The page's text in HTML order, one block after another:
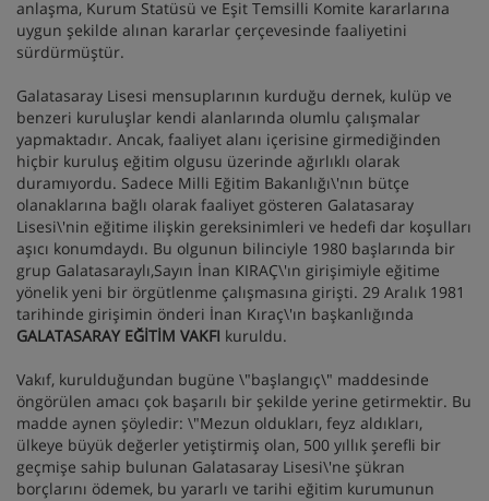
anlaşma, Kurum Statüsü ve Eşit Temsilli Komite kararlarına
uygun şekilde alınan kararlar çerçevesinde faaliyetini
sürdürmüştür.
Galatasaray Lisesi mensuplarının kurduğu dernek, kulüp ve
benzeri kuruluşlar kendi alanlarında olumlu çalışmalar
yapmaktadır. Ancak, faaliyet alanı içerisine girmediğinden
hiçbir kuruluş eğitim olgusu üzerinde ağırlıklı olarak
duramıyordu. Sadece Milli Eğitim Bakanlığı\'nın bütçe
olanaklarına bağlı olarak faaliyet gösteren Galatasaray
Lisesi\'nin eğitime ilişkin gereksinimleri ve hedefi dar koşulları
aşıcı konumdaydı. Bu olgunun bilinciyle 1980 başlarında bir
grup Galatasaraylı,Sayın İnan KIRAÇ\'ın girişimiyle eğitime
yönelik yeni bir örgütlenme çalışmasına girişti. 29 Aralık 1981
tarihinde girişimin önderi İnan Kıraç\'ın başkanlığında
GALATASARAY EĞİTİM VAKFI kuruldu.
Vakıf, kurulduğundan bugüne \"başlangıç\" maddesinde
öngörülen amacı çok başarılı bir şekilde yerine getirmektir. Bu
madde aynen şöyledir: \"Mezun oldukları, feyz aldıkları,
ülkeye büyük değerler yetiştirmiş olan, 500 yıllık şerefli bir
geçmişe sahip bulunan Galatasaray Lisesi\'ne şükran
borçlarını ödemek, bu yararlı ve tarihi eğitim kurumunun